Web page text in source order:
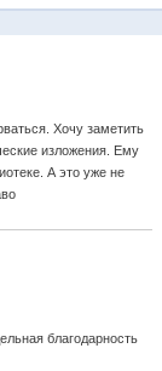
Хочу заметить
изложения. Ему
А это уже не
благодарность